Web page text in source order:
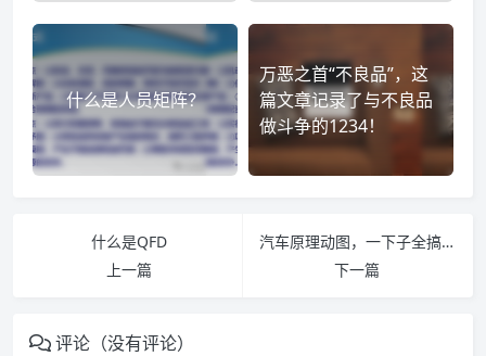
什么是人员矩阵？
万恶之首“不良品”，这
篇文章记录了与不良品
做斗争的1234！
什么是QFD
上一篇
汽车原理动图，一下子全搞明白了
下一篇
评论（没有评论）